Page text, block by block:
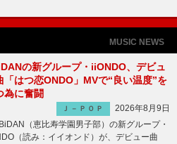
MUSIC NEWS
の新グループ・iiONDO、デビュ
「はつ恋ONDO」MVで“良い温度”を
為に奮闘
Ｊ－ＰＯＰ
2026年8月9日
（恵比寿学園男子部）の新グループ・
（読み：イイオンド）が、デビュー曲